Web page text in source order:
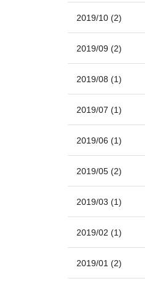
2019/10 (2)
2019/09 (2)
2019/08 (1)
2019/07 (1)
2019/06 (1)
2019/05 (2)
2019/03 (1)
2019/02 (1)
2019/01 (2)